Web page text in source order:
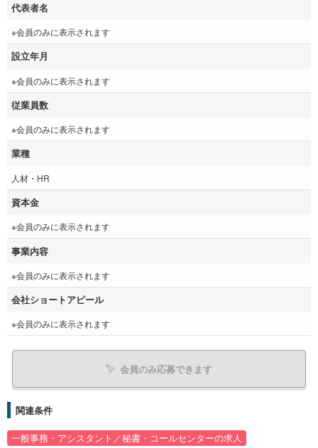
代表者名
※会員のみに表示されます
設立年月
※会員のみに表示されます
従業員数
※会員のみに表示されます
業種
人材・HR
資本金
※会員のみに表示されます
事業内容
※会員のみに表示されます
会社ショートアピール
※会員のみに表示されます
会員のみ応募できます
関連条件
一般事務・アシスタント／秘書・コールセンターの求人